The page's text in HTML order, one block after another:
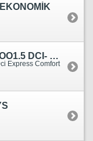
RENAULT KANGOO1.5 DCI- 138 KM
Express Comfort